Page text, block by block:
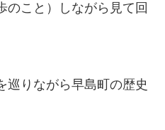
のこと）しながら見て回
巡りながら早島町の歴史